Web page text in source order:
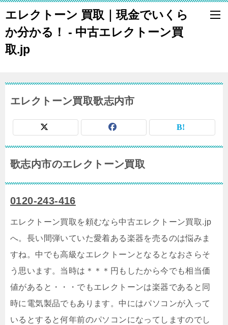
エレクトーン 買取｜現金でいくら
か分かる！ - 中古エレクトーン買
取.jp
エレクトーン買取歌志内市
歌志内市のエレクトーン買取
0120-243-416
エレクトーン買取を頼むなら中古エレクトーン買取.jp
へ。長い間弾いていた愛着ある楽器を売るのは悩みま
すね。中でも高級なエレクトーンとなるとなおさらそ
う思います。当時は＊＊＊円もしたから今でも相当価
値があると・・・でもエレクトーンは楽器であると同
時に電気製品でもあります。中にはパソコンが入って
いるとすると何年前のパソコンになってしますのでし